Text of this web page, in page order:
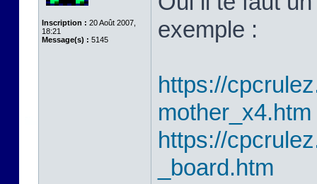
Inscription : 20 Août 2007,
18:21
Message(s) : 5145
exemple :
https://
mother_x4.htm
https://
_board.htm